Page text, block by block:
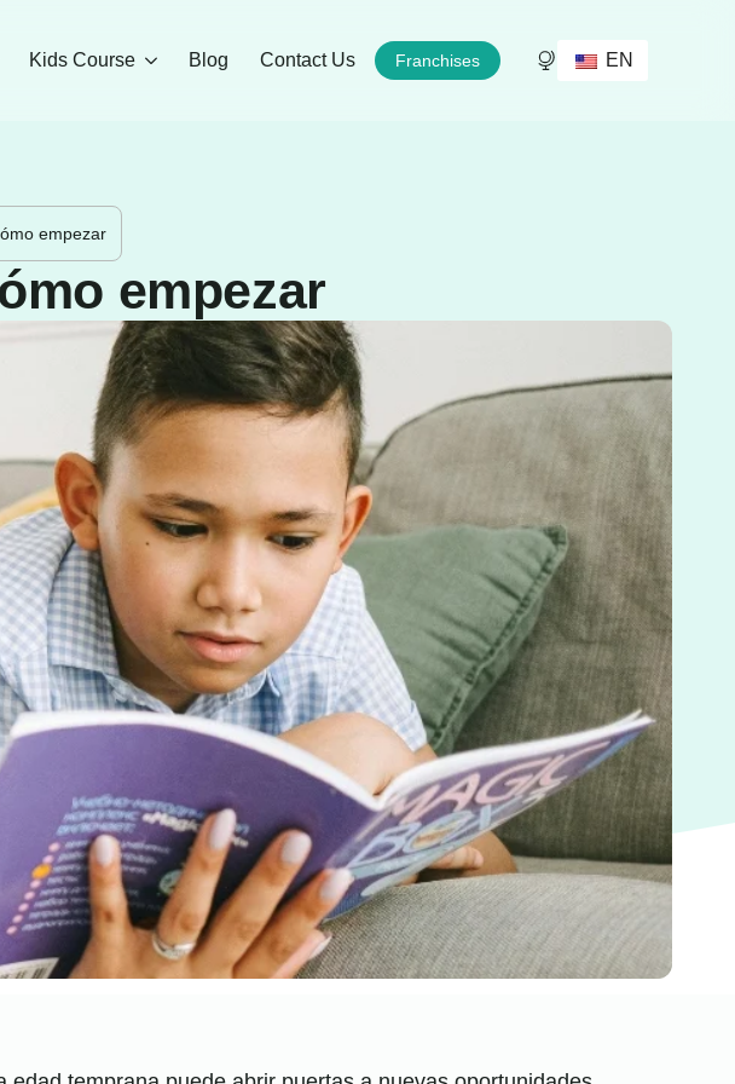
Kids Course Blog Contact Us Franchises EN
empezar
empezar